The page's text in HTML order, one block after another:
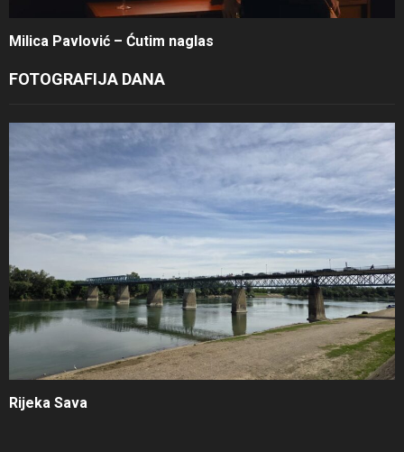
Milica Pavlović – Ćutim naglas
FOTOGRAFIJA DANA
Rijeka Sava